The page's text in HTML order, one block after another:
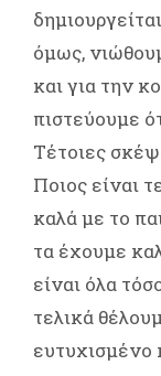
όμως,
και για την
πιστεύουμε
Τέτοιες
Ποιος είναι
καλά με το
τα έχουμε
είναι όλα
τελικά
ευτυχισμένο